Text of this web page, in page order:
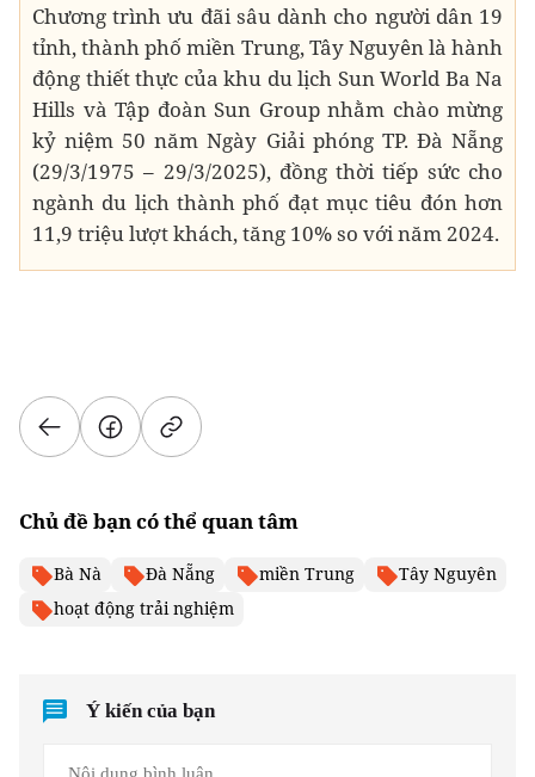
Chương trình ưu đãi sâu dành cho người dân 19
tỉnh, thành phố miền Trung, Tây Nguyên là hành
động thiết thực của khu du lịch Sun World Ba Na
Hills và Tập đoàn Sun Group nhằm chào mừng
kỷ niệm 50 năm Ngày Giải phóng TP. Đà Nẵng
(29/3/1975 – 29/3/2025), đồng thời tiếp sức cho
ngành du lịch thành phố đạt mục tiêu đón hơn
11,9 triệu lượt khách, tăng 10% so với năm 2024.
Chủ đề bạn có thể quan tâm
Bà Nà Đà Nẵng miền Trung
Tây Nguyên
hoạt động trải nghiệm
Ý kiến của bạn